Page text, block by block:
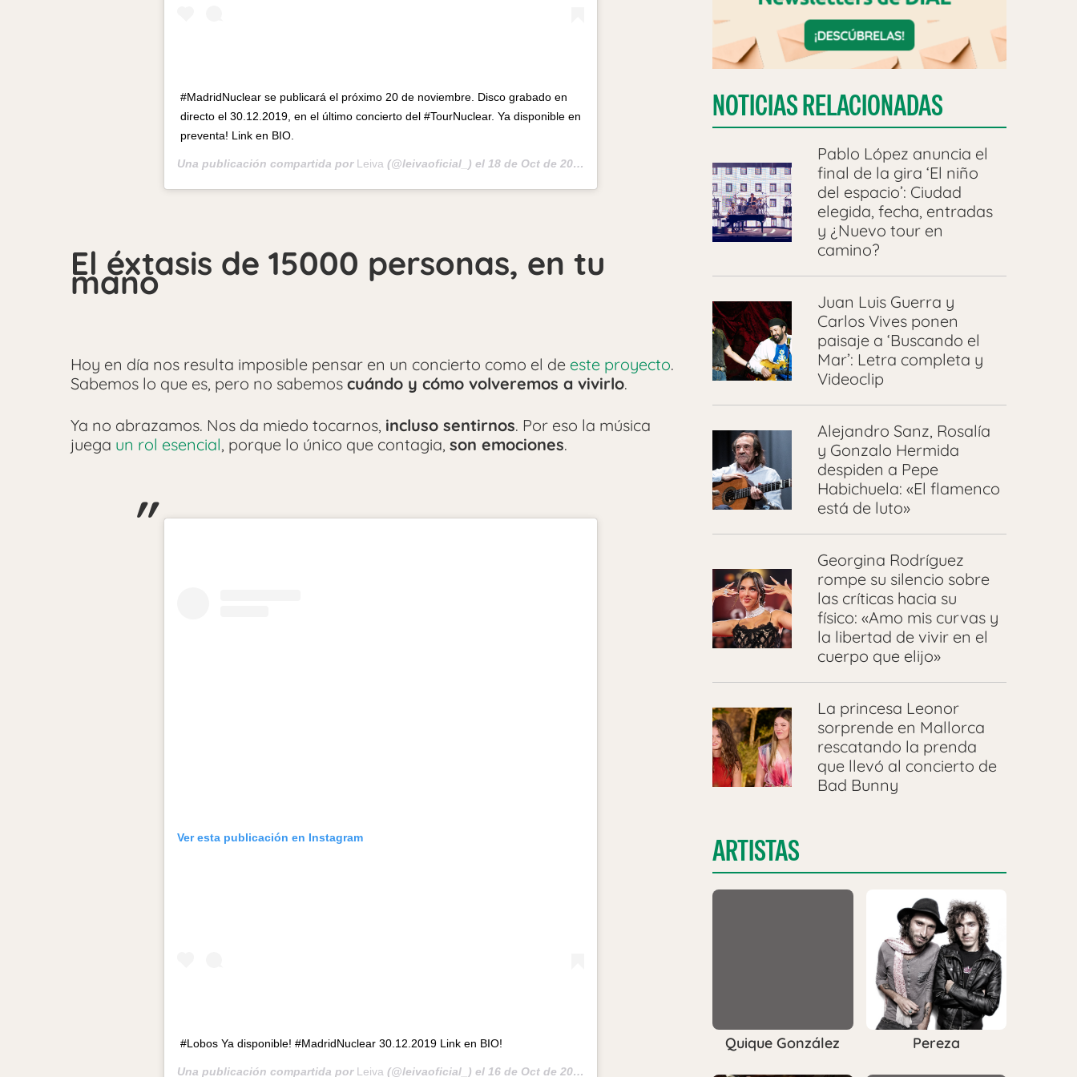
#MadridNuclear se publicará el próximo 20 de noviembre. Disco grabado en
directo el 30.12.2019, en el último concierto del #TourNuclear. Ya disponible en
preventa! Link en BIO.
Una publicación compartida por Leiva(@leivaoficial_) el 18 de Oct de 2020 a las 2:28 PDT
El éxtasis de 15000 personas, en tu
mano
Hoy en día nos resulta imposible pensar en un concierto como el de este proyecto.
Sabemos lo que es, pero no sabemos cuándo y cómo volveremos a vivirlo.
Ya no abrazamos. Nos da miedo tocarnos, incluso sentirnos. Por eso la música
juega un rol esencial, porque lo único que contagia, son emociones.
Ver esta publicación en Instagram
#Lobos Ya disponible! #MadridNuclear 30.12.2019 Link en BIO!
Una publicación compartida por Leiva (@leivaoficial_) el 16 de Oct de 2020 a las 12:13 PDT
NOTICIAS RELACIONADAS
Pablo López anuncia el
final de la gira ‘El niño
del espacio’: Ciudad
elegida, fecha, entradas
y ¿Nuevo tour en
camino?
Juan Luis Guerra y
Carlos Vives ponen
paisaje a ‘Buscando el
Mar’: Letra completa y
Videoclip
Alejandro Sanz, Rosalía
y Gonzalo Hermida
despiden a Pepe
Habichuela: «El flamenco
está de luto»
Georgina Rodríguez
rompe su silencio sobre
las críticas hacia su
físico: «Amo mis curvas y
la libertad de vivir en el
cuerpo que elijo»
La princesa Leonor
sorprende en Mallorca
rescatando la prenda
que llevó al concierto de
Bad Bunny
ARTISTAS
Quique González Pereza